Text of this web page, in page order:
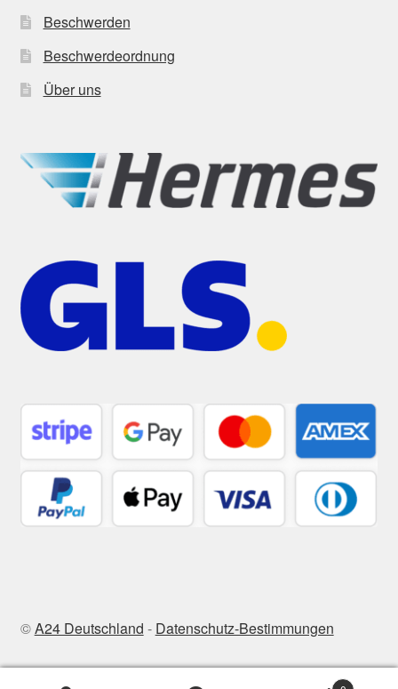
Beschwerden
Beschwerdeordnung
Über uns
©A24 Deutschland - Datenschutz-Bestimmungen